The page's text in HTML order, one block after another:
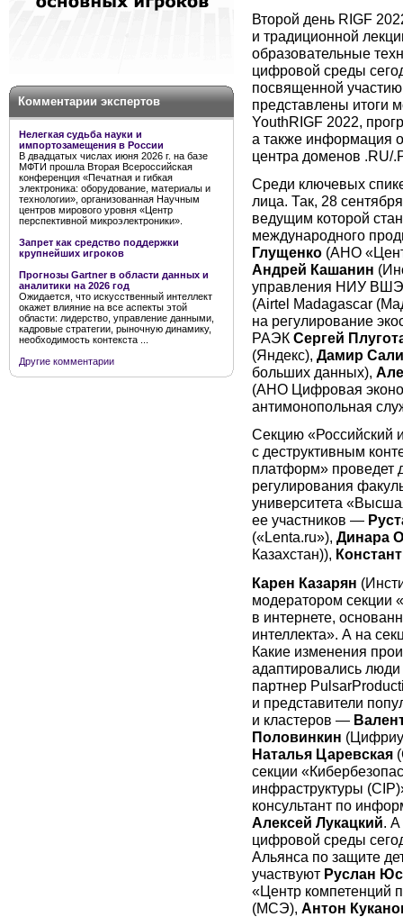
Комментарии экспертов
Нелегкая судьба науки и
импортозамещения в России
В двадцатых числах июня 2026 г. на базе
МФТИ прошла Вторая Всероссийская
конференция «Печатная и гибкая
электроника: оборудование, материалы и
технологии», организованная Научным
центров мирового уровня «Центр
перспективной микроэлектроники».
Запрет как средство поддержки
крупнейших игроков
Прогнозы Gartner в области данных и
аналитики на 2026 год
Ожидается, что искусственный интеллект
окажет влияние на все аспекты этой
области: лидерство, управление данными,
кадровые стратегии, рыночную динамику,
необходимость контекста ...
Другие комментарии
Второй день RIGF
и традиционной
образовательные
цифровой среды
посвященной
представлены итоги
YouthRIGF 2022,
а также информация
центра доменов .RU/
Среди ключевых
лица. Так, 28
ведущим которой
международного
Глущенко (АНО
Андрей Кашанин
управления НИУ
(Airtel Madagascar
на регулирование
РАЭК Сергей
(Яндекс), Дамир
больших данных),
(АНО Цифровая
антимонопольная
Секцию «Российский
с деструктивным
платформ» проведет
регулирования
университета
ее участников —
(«Lenta.ru»), Динара
Казахстан)),
Карен Казарян
модератором секции
в интернете,
интеллекта». А на
Какие изменения
адаптировались
партнер
и представители
и кластеров —
Половинкин
Наталья Царевская
секции
инфраструктуры
консультант по
Алексей Лукацкий. А
цифровой среды
Альянса по защите
участвуют Руслан
«Центр компетенций
(МСЭ), Антон